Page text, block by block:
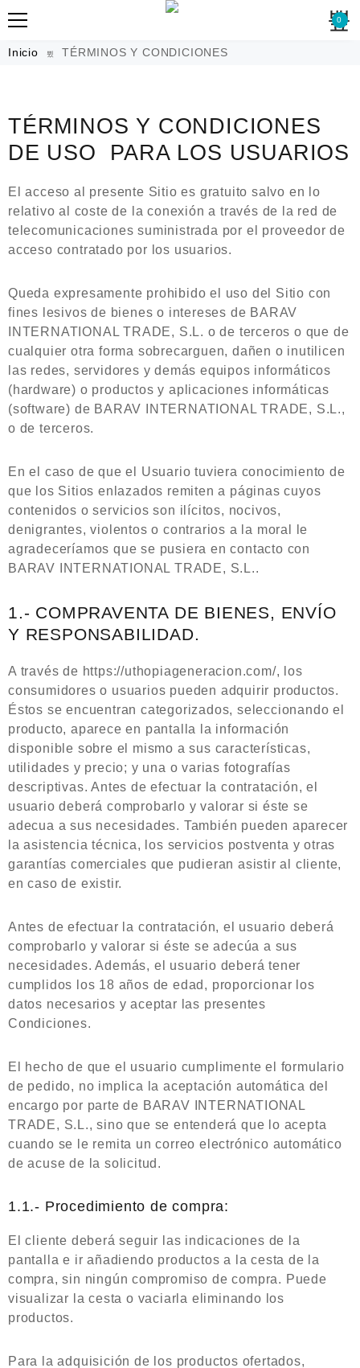
0
Inicio TÉRMINOS Y CONDICIONES
TÉRMINOS Y CONDICIONES
DE USO PARA LOS USUARIOS
El acceso al presente Sitio es gratuito salvo en lo
relativo al coste de la conexión a través de la red de
telecomunicaciones suministrada por el proveedor de
acceso contratado por los usuarios.
Queda expresamente prohibido el uso del Sitio con
fines lesivos de bienes o intereses de BARAV
INTERNATIONAL TRADE, S.L. o de terceros o que de
cualquier otra forma sobrecarguen, dañen o inutilicen
las redes, servidores y demás equipos informáticos
(hardware) o productos y aplicaciones informáticas
(software) de BARAV INTERNATIONAL TRADE, S.L.,
o de terceros.
En el caso de que el Usuario tuviera conocimiento de
que los Sitios enlazados remiten a páginas cuyos
contenidos o servicios son ilícitos, nocivos,
denigrantes, violentos o contrarios a la moral le
agradeceríamos que se pusiera en contacto con
BARAV INTERNATIONAL TRADE, S.L..
1.- COMPRAVENTA DE BIENES, ENVÍO
Y RESPONSABILIDAD.
A través de https://uthopiageneracion.com/, los
consumidores o usuarios pueden adquirir productos.
Éstos se encuentran categorizados, seleccionando el
producto, aparece en pantalla la información
disponible sobre el mismo a sus características,
utilidades y precio; y una o varias fotografías
descriptivas. Antes de efectuar la contratación, el
usuario deberá comprobarlo y valorar si éste se
adecua a sus necesidades. También pueden aparecer
la asistencia técnica, los servicios postventa y otras
garantías comerciales que pudieran asistir al cliente,
en caso de existir.
Antes de efectuar la contratación, el usuario deberá
comprobarlo y valorar si éste se adecúa a sus
necesidades. Además, el usuario deberá tener
cumplidos los 18 años de edad, proporcionar los
datos necesarios y aceptar las presentes
Condiciones.
El hecho de que el usuario cumplimente el formulario
de pedido, no implica la aceptación automática del
encargo por parte de BARAV INTERNATIONAL
TRADE, S.L., sino que se entenderá que lo acepta
cuando se le remita un correo electrónico automático
de acuse de la solicitud.
1.1.- Procedimiento de compra:
El cliente deberá seguir las indicaciones de la
pantalla e ir añadiendo productos a la cesta de la
compra, sin ningún compromiso de compra. Puede
visualizar la cesta o vaciarla eliminando los
productos.
Para la adquisición de los productos ofertados,